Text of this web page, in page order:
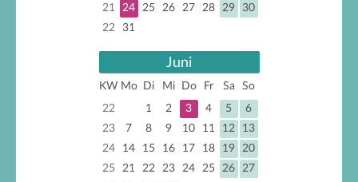
21
24 25 26 27 28 29
30
22
31
Juni
KW Mo Di Mi Do Fr Sa
So
22
1 2 3 4 5
6
23
7 8 9 10 11 12
13
24
14 15 16 17 18 19
20
25
21 22 23 24 25 26
27